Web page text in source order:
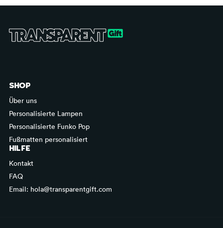
SHOP
Über uns
Personalisierte Lampen
Personalisierte Funko Pop
Fußmatten personalisiert
HILFE
Kontakt
FAQ
Email: hola@transparentgift.com